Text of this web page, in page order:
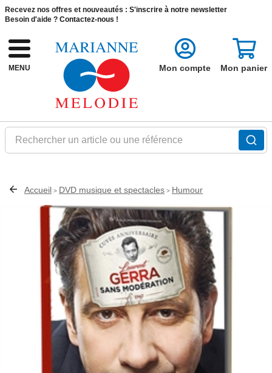
Recevez nos offres et nouveautés : S'inscrire à notre newsletter
Besoin d'aide ? Contactez-nous !
MENU
Rechercher un article ou une référence
Mon compte Mon panier
Accueil > DVD musique et spectacles > Humour